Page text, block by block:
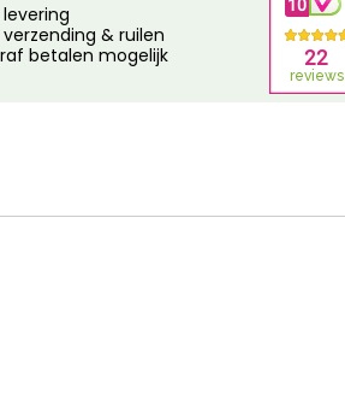
levering
& ruilen
betalen mogelijk